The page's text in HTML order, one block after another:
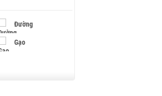
Đường
Gạo